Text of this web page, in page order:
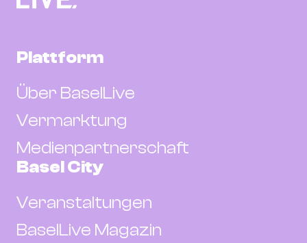
Plattform
Über BaselLive
Vermarktung
Medienpartnerschaft
Basel City
Veranstaltungen
BaselLive Magazin